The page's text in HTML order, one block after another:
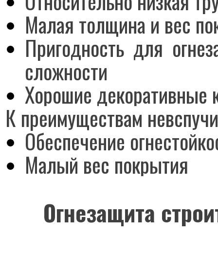
Малая толщина и вес
Пригодность для
сложности
Хорошие декоративные
К преимуществам
Обеспечение
Малый вес покрытия
Огнезащита